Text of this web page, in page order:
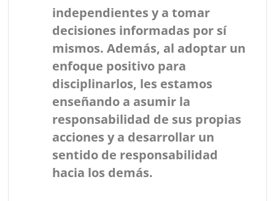
independientes y a tomar
decisiones informadas por sí
mismos. Además, al adoptar un
enfoque positivo para
disciplinarlos, les estamos
enseñando a asumir la
responsabilidad de sus propias
acciones y a desarrollar un
sentido de responsabilidad
hacia los demás.